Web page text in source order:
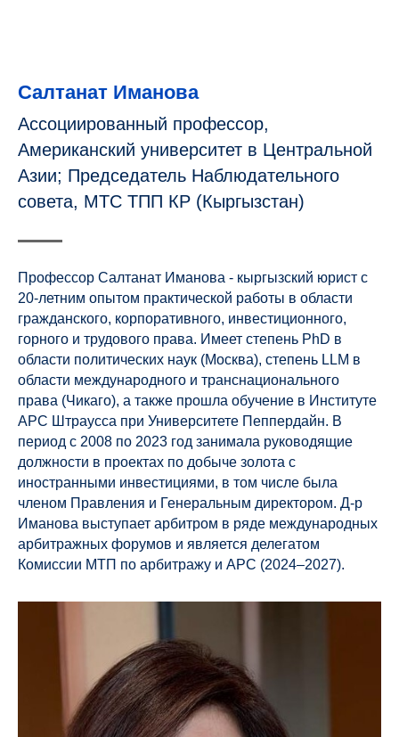
Салтанат Иманова
Ассоциированный профессор,
Американский университет в Центральной
Азии; Председатель Наблюдательного
совета, МТС ТПП КР (Кыргызстан)
Профессор Салтанат Иманова - кыргызский юрист с
20-летним опытом практической работы в области
гражданского, корпоративного, инвестиционного,
горного и трудового права. Имеет степень PhD в
области политических наук (Москва), степень LLM в
области международного и транснационального
права (Чикаго), а также прошла обучение в Институте
АРС Штраусса при Университете Пеппердайн. В
период с 2008 по 2023 год занимала руководящие
должности в проектах по добыче золота с
иностранными инвестициями, в том числе была
членом Правления и Генеральным директором. Д-р
Иманова выступает арбитром в ряде международных
арбитражных форумов и является делегатом
Комиссии МТП по арбитражу и АРС (2024–2027).